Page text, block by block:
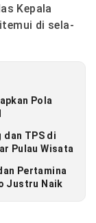
Kepala
di sela-
Pola
dan TPS di
Pulau Wisata
Pertamina
Justru Naik